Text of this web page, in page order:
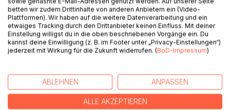
Mit zauberischen Illustrationen und stärkenden Wünschen
für einen Moment der Ruhe und Verbundenheit: Das
Liebeslied ist für jedes Ich, das sich nach sanften Worten
sehnt.
AUTOR/IN
betten wir zudem Drittinhalte von anderen Anbietern ein (Video-
Plattformen). Wir haben auf die weitere Datenverarbeitung und ein
etwaiges Tracking durch den Drittanbieter keinen Einfluss. Mit deiner
Einstellung willigst du in die oben beschriebenen Vorgänge ein. Du
kannst deine Einwilligung (z. B. im Footer unter „Privacy-Einstellungen“)
jederzeit mit Wirkung für die Zukunft widerrufen. (BoD-Impressum)
ABLEHNEN ANPASSEN
ALLE AKZEPTIEREN